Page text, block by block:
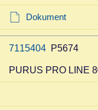
Dokument
7115404 P5674
PURUS PRO LINE